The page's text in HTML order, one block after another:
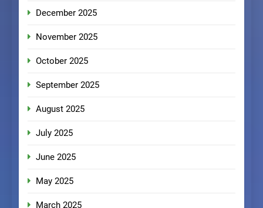
December 2025
November 2025
October 2025
September 2025
August 2025
July 2025
June 2025
May 2025
March 2025